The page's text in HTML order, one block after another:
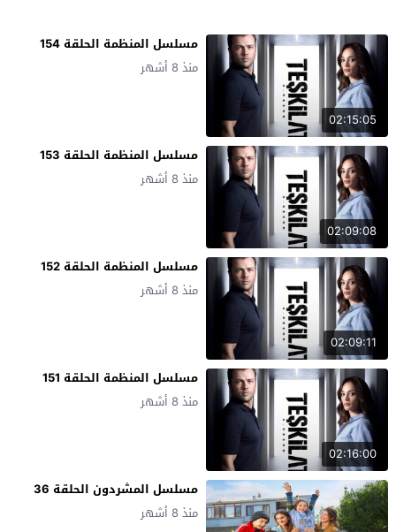
02:15:05
مسلسل المنظمة الحلقة 154
منذ 8 أشهر
02:09:08
مسلسل المنظمة الحلقة 153
منذ 8 أشهر
02:09:11
مسلسل المنظمة الحلقة 152
منذ 8 أشهر
02:16:00
مسلسل المنظمة الحلقة 151
منذ 8 أشهر
مسلسل المشردون الحلقة 36
منذ 8 أشهر